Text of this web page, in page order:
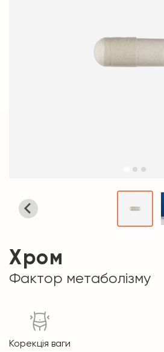
Хром
Фактор метаболізму
Корекція ваги